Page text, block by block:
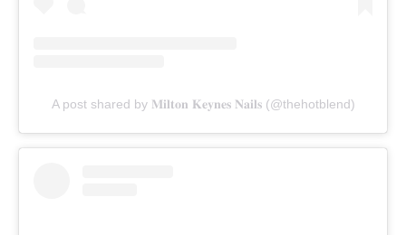
A post shared by 𝐌𝐢𝐥𝐭𝐨𝐧 𝐊𝐞𝐲𝐧𝐞𝐬 𝐍𝐚𝐢𝐥𝐬 (@thehotblend)